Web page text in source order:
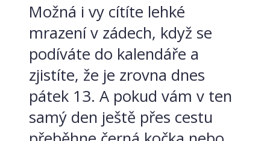
Možná i vy cítíte lehké
mrazení v zádech, když se
podíváte do kalendáře a
zjistíte, že je zrovna dnes
pátek 13. A pokud vám v ten
samý den ještě přes cestu